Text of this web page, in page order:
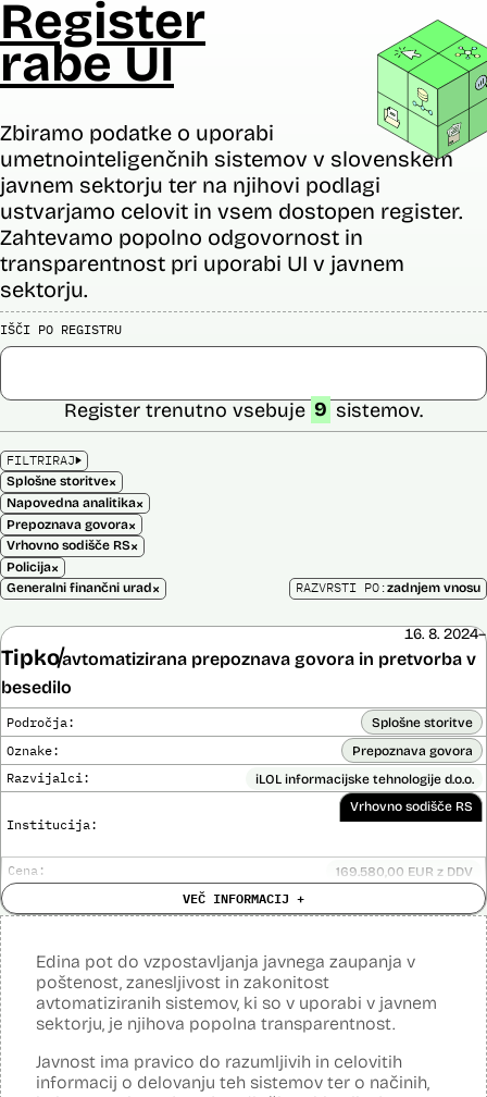
Register
rabe UI
Zbiramo podatke o uporabi
umetnointeligenčnih sistemov v slovenskem
javnem sektorju ter na njihovi podlagi
ustvarjamo celovit in vsem dostopen register.
Zahtevamo popolno odgovornost in
transparentnost pri uporabi UI v javnem
sektorju.
IŠČI PO REGISTRU
FILTRIRAJ
Splošne storitve×
Napovedna analitika×
Prepoznava govora×
Vrhovno sodišče RS×
Policija×
Generalni finančni urad×
Register trenutno vsebuje 9 sistemov.
RAZVRSTI PO:zadnjem vnosu
Tipkoavtomatizirana prepoznava govora in pretvorba v
besedilo
16. 8. 2024–
Področja: Splošne storitve
Oznake: Prepoznava govora
Razvijalci: iLOL informacijske tehnologije d.o.o.
Institucija:
Vrhovno sodišče RS
Cena: 169.580,00 EUR z DDV
Trajanje
licence:
Analiza učinka na osebne podatke opravljena:
Posodobljeno: 3. december 2024
Orodje uporablja metode strojnega učenja, predvsem nevronske
mreže, z namenom učinkovite in zanesljive prepoznave govora.
Orodje prepozna različne vrste avdio datotek, izvede prepoznavanje
govora, vključno z ločitvijo na govorce, po najboljših močeh popravi
besedišče in prepis opremi z ločili.
VEČ INFORMACIJ +
Edina pot do vzpostavljanja javnega zaupanja v
poštenost, zanesljivost in zakonitost
avtomatiziranih sistemov, ki so v uporabi v javnem
sektorju, je njihova popolna transparentnost.
Javnost ima pravico do razumljivih in celovitih
informacij o delovanju teh sistemov ter o načinih,